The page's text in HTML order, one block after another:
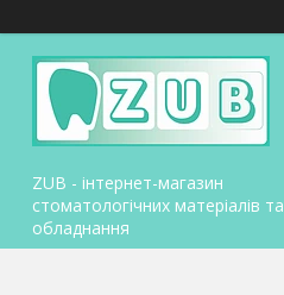
ZUB - інтернет-магазин
стоматологічних матеріалів та
обладнання